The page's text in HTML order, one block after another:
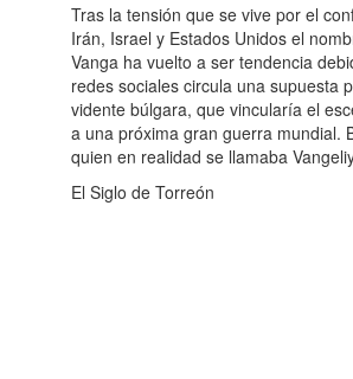
Tras la tensión que se vive por el
Irán, Israel y Estados Unidos el
Vanga ha vuelto a ser tendencia
redes sociales circula una supuesta
vidente búlgara, que vincularía el
a una próxima gran guerra mundial.
quien en realidad se llamaba
El Siglo de Torreón